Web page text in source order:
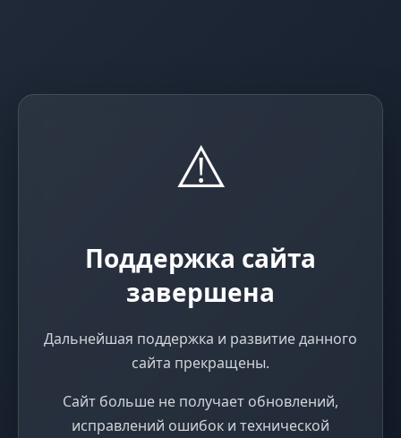
⚠️
Поддержка сайта
завершена
Дальнейшая поддержка и развитие данного
сайта прекращены.
Сайт больше не получает обновлений,
исправлений ошибок и технической